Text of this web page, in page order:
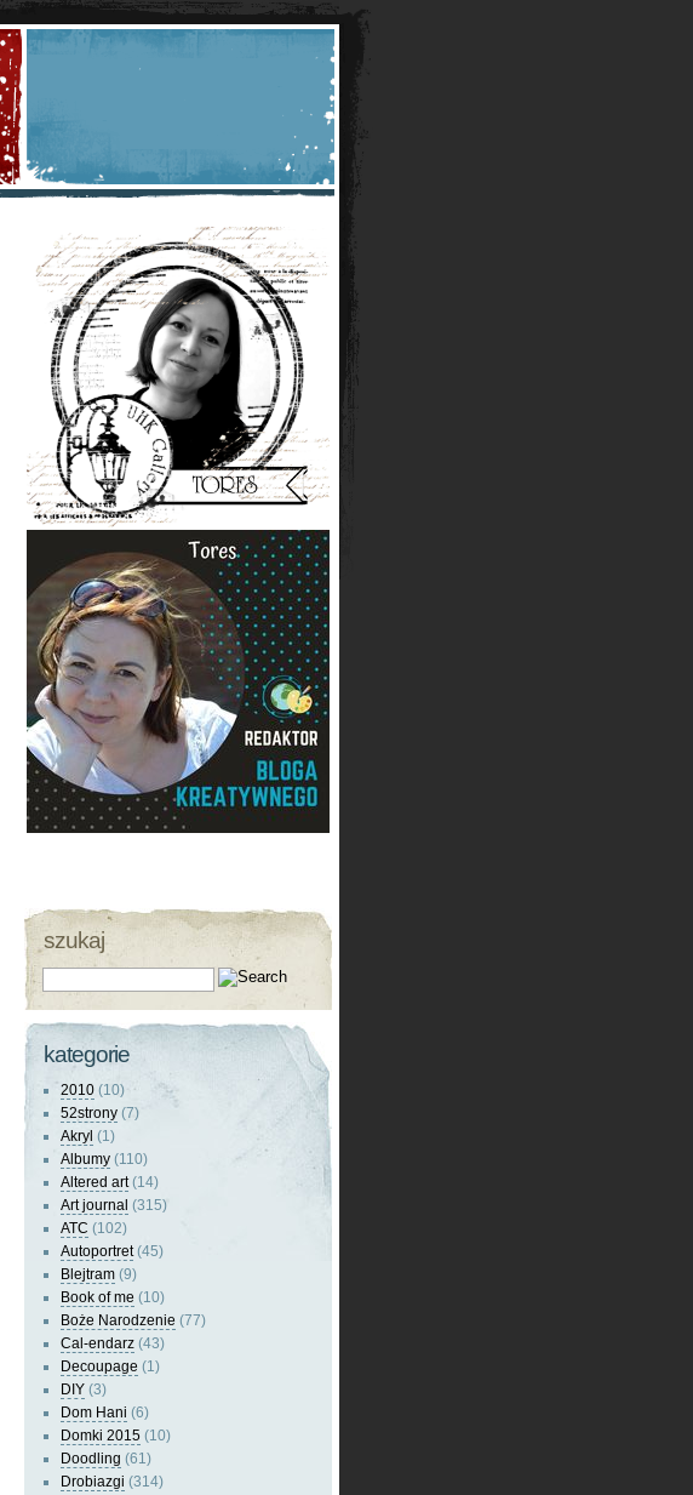
szukaj
kategorie
2010 (10)
52strony (7)
Akryl (1)
Albumy (110)
Altered art(14)
Art journal (315)
ATC (102)
Autoportret(45)
Blejtram (9)
Book of me (10)
Boże Narodzenie (77)
Cal-endarz (43)
Decoupage (1)
DIY (3)
Dom Hani (6)
Domki 2015 (10)
Doodling (61)
Drobiazgi (314)